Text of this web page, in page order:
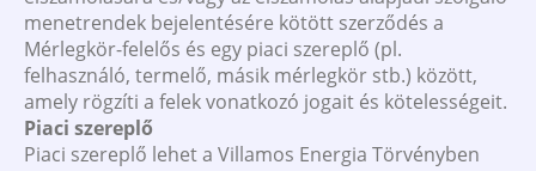
menetrendek bejelentésére kötött szerződés a
Mérlegkör-felelős és egy piaci szereplő (pl.
felhasználó, termelő, másik mérlegkör stb.) között,
amely rögzíti a felek vonatkozó jogait és kötelességeit.
Piaci szereplő
Piaci szereplő lehet a Villamos Energia Törvényben